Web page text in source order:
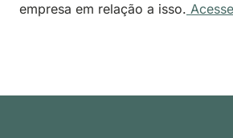
empresa em relação a isso.